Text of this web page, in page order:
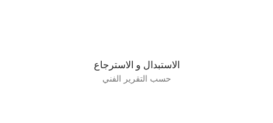
الاستبدال و الاسترجاع
حسب التقرير الفني